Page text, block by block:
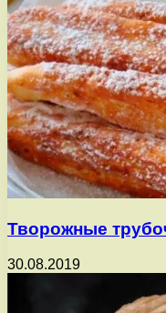
Творожные
30.08.2019